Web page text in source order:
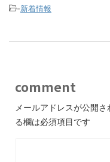
-新着情報
comment
メールアドレスが公開さ
る欄は必須項目です